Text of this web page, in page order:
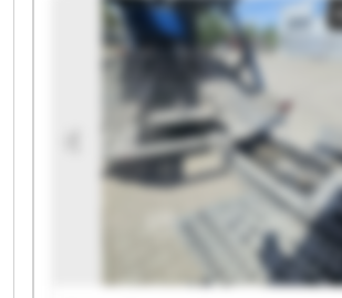
GmbH Robert Handel + Vermietung
Handel + Vermietung GmbH Robert
Vermietung GmbH Robert Handel +
GmbH Robert Handel + Vermietung
Handel + Vermietung GmbH Robert
Vermietung GmbH Robert Handel +
GmbH Robert Handel + Vermietung
Handel + Vermietung GmbH Robert
Vermietung GmbH Robert Handel +
GmbH Robert Handel + Vermietung GmbH